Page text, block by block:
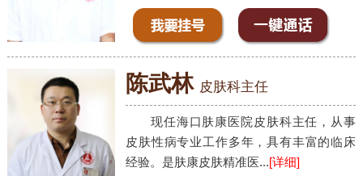
陈武林 皮肤科主任
现任海口肤康医院皮肤科主任，从事
皮肤性病专业工作多年，具有丰富的临床
经验。是肤康皮肤精准医...[详细]